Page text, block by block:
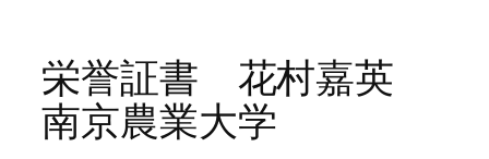
栄誉証書 花村嘉英
南京農業大学